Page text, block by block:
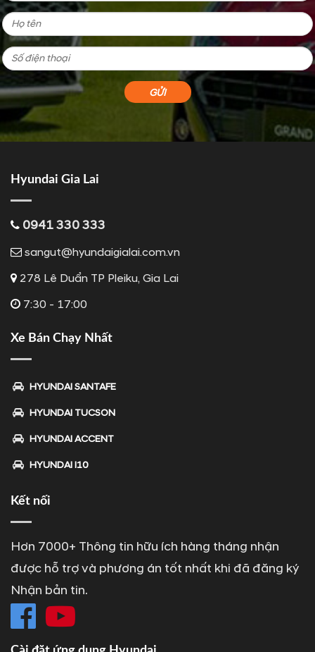
Hyundai Gia Lai
0941 330 333
sangut@hyundaigialai.com.vn
278 Lê Duẩn TP Pleiku, Gia Lai
7:30 - 17:00
Xe Bán Chạy Nhất
HYUNDAI SANTAFE
HYUNDAI TUCSON
HYUNDAI ACCENT
HYUNDAI I10
Kết nối
Hơn 7000+ Thông tin hữu ích hàng tháng nhận
được hỗ trợ và phương án tốt nhất khi đã đăng ký
Nhận bản tin.